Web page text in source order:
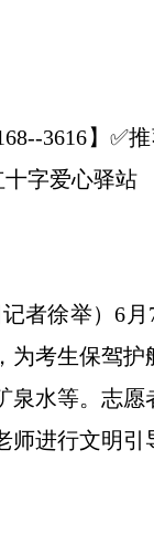
3616】✅
十字爱心驿站
者徐举）6
为考生保驾
泉水等。志
师进行文明